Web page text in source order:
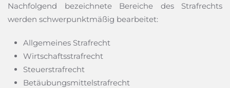
Nachfolgend bezeichnete Bereiche des Strafrechts
werden schwerpunktmäßig bearbeitet:
Allgemeines Strafrecht
Wirtschaftsstrafrecht
Steuerstrafrecht
Betäubungsmittelstrafrecht